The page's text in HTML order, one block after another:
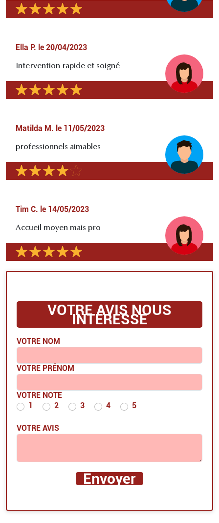
Ella P. le 20/04/2023
Intervention rapide et soigné
Matilda M. le 11/05/2023
professionnels aimables
Tim C. le 14/05/2023
Accueil moyen mais pro
VOTRE AVIS NOUS
INTÉRESSE
VOTRE NOM
VOTRE PRÉNOM
VOTRE NOTE
1
2 3 4 5
VOTRE AVIS